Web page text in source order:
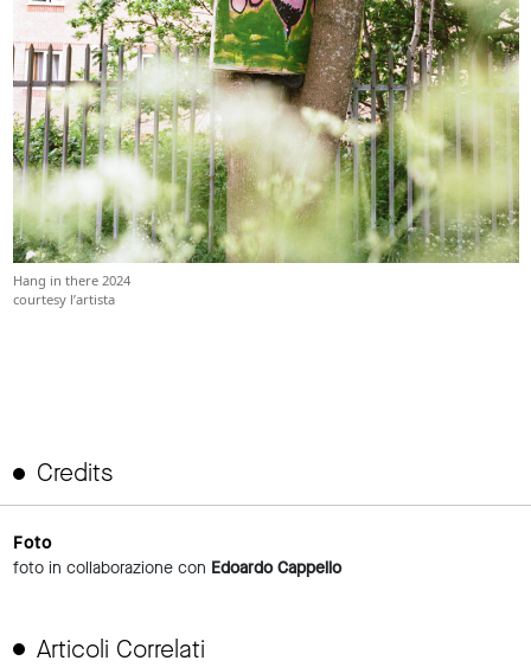
Hang in there 2024
courtesy l’artista
Credits
Foto
foto in collaborazione con Edoardo Cappello
Articoli Correlati